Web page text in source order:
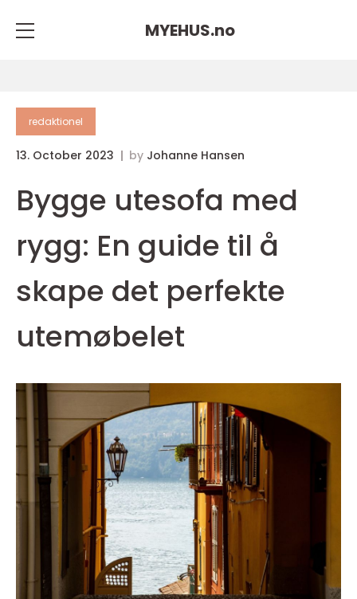
MYEHUS.no
redaktionel
13. October 2023 by Johanne Hansen
Bygge utesofa med
rygg: En guide til å
skape det perfekte
utemøbelet